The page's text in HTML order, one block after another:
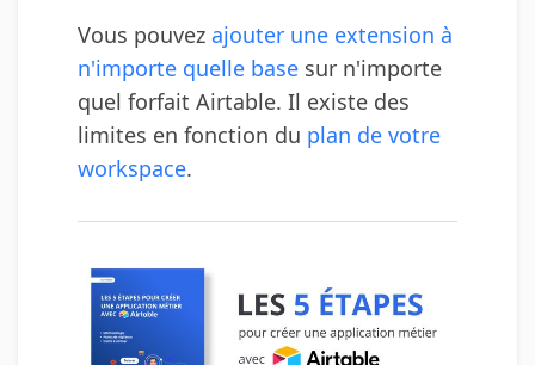
Vous pouvez ajouter une extension à
n'importe quelle base sur n'importe
quel forfait Airtable. Il existe des
limites en fonction du plan de votre
workspace.